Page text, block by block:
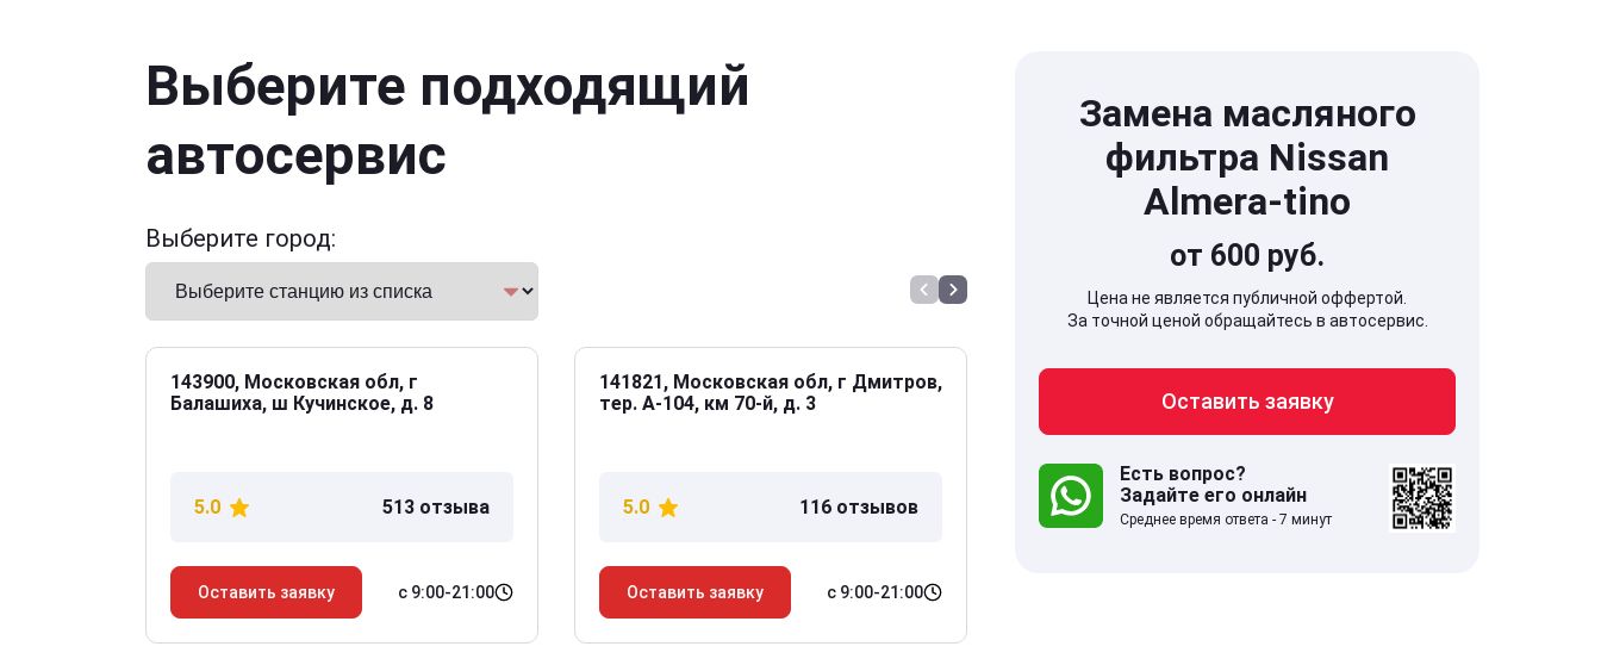
Выберите подходящий
автосервис
Выберите город:
143900, Московская обл, г
Балашиха, ш Кучинское, д. 8
5.0 513 отзыва
Оставить заявку с 9:00-21:00
141821, Московская обл, г Дмитров,
тер. А-104, км 70-й, д. 3
5.0 116 отзывов
Оставить заявку с 9:00-21:00
141707, Московская обл,
Долгопрудный г, Береговой проезд,
дом 5
5.0 332 отзыва
Замена масляного
фильтра Nissan
Almera-tino
от 600 руб.
Цена не является публичной оффертой.
За точной ценой обращайтесь в автосервис.
Оставить заявку
Есть вопрос?
Задайте его онлайн
Среднее время ответа - 7 минут